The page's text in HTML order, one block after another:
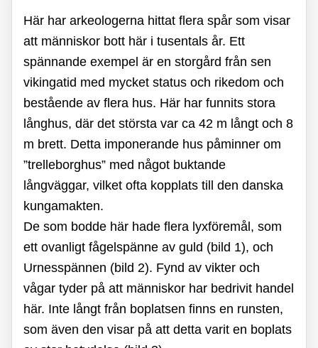
Här har arkeologerna hittat flera spår som visar
att människor bott här i tusentals år. Ett
spännande exempel är en storgård från sen
vikingatid med mycket status och rikedom och
bestående av flera hus. Här har funnits stora
långhus, där det största var ca 42 m långt och 8
m brett. Detta imponerande hus påminner om
”trelleborghus” med något buktande
långväggar, vilket ofta kopplats till den danska
kungamakten.
De som bodde här hade flera lyxföremål, som
ett ovanligt fågelspänne av guld (bild 1), och
Urnesspännen (bild 2). Fynd av vikter och
vågar tyder på att människor har bedrivit handel
här. Inte långt från boplatsen finns en runsten,
som även den visar på att detta varit en boplats